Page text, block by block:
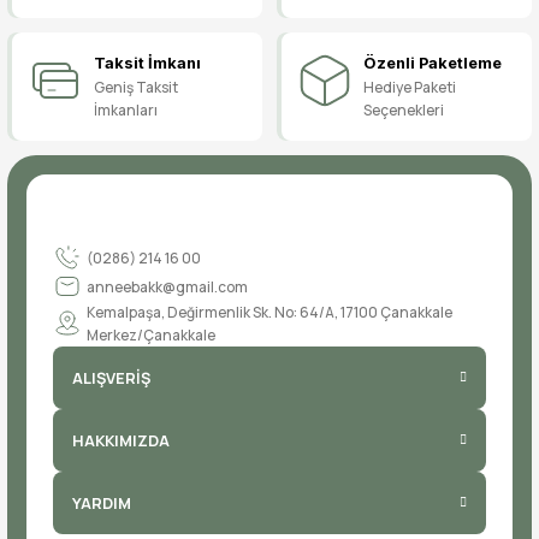
Taksit İmkanı
Geniş Taksit
İmkanları
Özenli Paketleme
Hediye Paketi
Seçenekleri
(0286) 214 16 00
anneebakk@gmail.com
Kemalpaşa, Değirmenlik Sk. No: 64/A, 17100 Çanakkale
Merkez/Çanakkale
ALIŞVERİŞ
HAKKIMIZDA
YARDIM